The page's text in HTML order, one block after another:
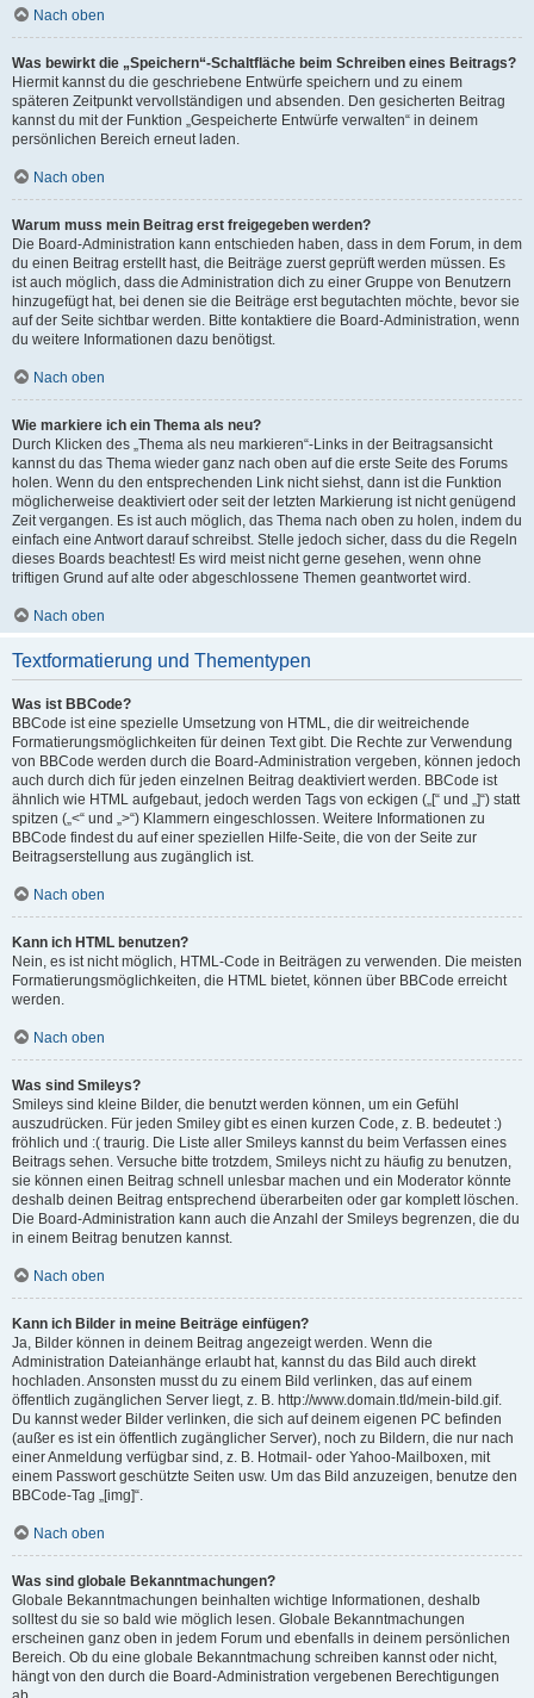
Nach oben
Was bewirkt die „Speichern“-Schaltfläche beim Schreiben eines Beitrags?
Hiermit kannst du die geschriebene Entwürfe speichern und zu einem
späteren Zeitpunkt vervollständigen und absenden. Den gesicherten Beitrag
kannst du mit der Funktion „Gespeicherte Entwürfe verwalten“ in deinem
persönlichen Bereich erneut laden.
Nach oben
Warum muss mein Beitrag erst freigegeben werden?
Die Board-Administration kann entschieden haben, dass in dem Forum, in dem
du einen Beitrag erstellt hast, die Beiträge zuerst geprüft werden müssen. Es
ist auch möglich, dass die Administration dich zu einer Gruppe von Benutzern
hinzugefügt hat, bei denen sie die Beiträge erst begutachten möchte, bevor sie
auf der Seite sichtbar werden. Bitte kontaktiere die Board-Administration, wenn
du weitere Informationen dazu benötigst.
Nach oben
Wie markiere ich ein Thema als neu?
Durch Klicken des „Thema als neu markieren“-Links in der Beitragsansicht
kannst du das Thema wieder ganz nach oben auf die erste Seite des Forums
holen. Wenn du den entsprechenden Link nicht siehst, dann ist die Funktion
möglicherweise deaktiviert oder seit der letzten Markierung ist nicht genügend
Zeit vergangen. Es ist auch möglich, das Thema nach oben zu holen, indem du
einfach eine Antwort darauf schreibst. Stelle jedoch sicher, dass du die Regeln
dieses Boards beachtest! Es wird meist nicht gerne gesehen, wenn ohne
triftigen Grund auf alte oder abgeschlossene Themen geantwortet wird.
Nach oben
Textformatierung und Thementypen
Was ist BBCode?
BBCode ist eine spezielle Umsetzung von HTML, die dir weitreichende
Formatierungsmöglichkeiten für deinen Text gibt. Die Rechte zur Verwendung
von BBCode werden durch die Board-Administration vergeben, können jedoch
auch durch dich für jeden einzelnen Beitrag deaktiviert werden. BBCode ist
ähnlich wie HTML aufgebaut, jedoch werden Tags von eckigen („[“ und „]“) statt
spitzen („<“ und „>“) Klammern eingeschlossen. Weitere Informationen zu
BBCode findest du auf einer speziellen Hilfe-Seite, die von der Seite zur
Beitragserstellung aus zugänglich ist.
Nach oben
Kann ich HTML benutzen?
Nein, es ist nicht möglich, HTML-Code in Beiträgen zu verwenden. Die meisten
Formatierungsmöglichkeiten, die HTML bietet, können über BBCode erreicht
werden.
Nach oben
Was sind Smileys?
Smileys sind kleine Bilder, die benutzt werden können, um ein Gefühl
auszudrücken. Für jeden Smiley gibt es einen kurzen Code, z. B. bedeutet :)
fröhlich und :( traurig. Die Liste aller Smileys kannst du beim Verfassen eines
Beitrags sehen. Versuche bitte trotzdem, Smileys nicht zu häufig zu benutzen,
sie können einen Beitrag schnell unlesbar machen und ein Moderator könnte
deshalb deinen Beitrag entsprechend überarbeiten oder gar komplett löschen.
Die Board-Administration kann auch die Anzahl der Smileys begrenzen, die du
in einem Beitrag benutzen kannst.
Nach oben
Kann ich Bilder in meine Beiträge einfügen?
Ja, Bilder können in deinem Beitrag angezeigt werden. Wenn die
Administration Dateianhänge erlaubt hat, kannst du das Bild auch direkt
hochladen. Ansonsten musst du zu einem Bild verlinken, das auf einem
öffentlich zugänglichen Server liegt, z. B. http://www.domain.tld/mein-bild.gif.
Du kannst weder Bilder verlinken, die sich auf deinem eigenen PC befinden
(außer es ist ein öffentlich zugänglicher Server), noch zu Bildern, die nur nach
einer Anmeldung verfügbar sind, z. B. Hotmail- oder Yahoo-Mailboxen, mit
einem Passwort geschützte Seiten usw. Um das Bild anzuzeigen, benutze den
BBCode-Tag „[img]“.
Nach oben
Was sind globale Bekanntmachungen?
Globale Bekanntmachungen beinhalten wichtige Informationen, deshalb
solltest du sie so bald wie möglich lesen. Globale Bekanntmachungen
erscheinen ganz oben in jedem Forum und ebenfalls in deinem persönlichen
Bereich. Ob du eine globale Bekanntmachung schreiben kannst oder nicht,
hängt von den durch die Board-Administration vergebenen Berechtigungen